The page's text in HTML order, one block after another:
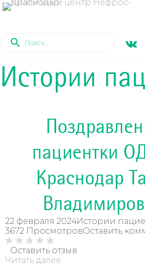
Истории
пациентки
Краснодар
22 февраля 2024Истории
3672 ПросмотровОставить
Оставить отзыв
Читать далее